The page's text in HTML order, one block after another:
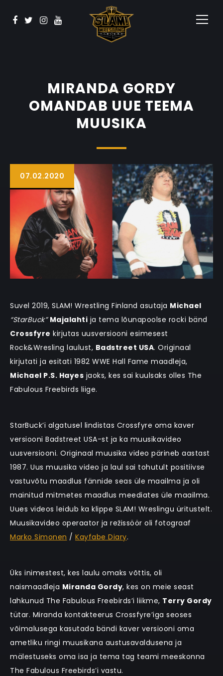
BOOK NOW Vaata
Sponsorid
MIRANDA GORDY
OMANDAB UUE TEEMA
MUUSIKA
07.02.2020
Suvel 2019, SLAM! Wrestling Finland asutaja Michael
“StarBuck” Majalahti ja tema lõunapoolse rocki bänd
Crossfyre kirjutas uusversiooni esimesest
Rock&Wresling laulust, Badstreet USA. Originaal
kirjutati ja esitati 1982 WWE Hall Fame maadleja,
Michael P.S. Hayes jaoks, kes sai kuulsaks olles The
Fabulous Freebirds liige.
StarBuck’i algatusel lindistas Crossfyre oma kaver
versiooni Badstreet USA-st ja ka muusikavideo
uusversiooni. Originaal muusika video pärineb aastast
1987. Uus muusika video ja laul sai tohutult positiivse
vastuvõtu maadlus fännide seas üle maailma ja oli
mainitud mitmetes maadlus meediates üle maailma.
Uues videos leidub ka klippe SLAM! Wreslingu üritustelt.
Muusikavideo operaator ja režissöör oli fotograaf
Marko Simonen / Kayfabe Diary.
Üks inimestest, kes laulu omaks võttis, oli
naismaadleja Miranda Gordy, kes on meie seast
lahkunud The Fabulous Freebirds’i liikme, Terry Gordy
tütar. Miranda kontakteerus Crossfyre’iga seoses
võimalusega kasutada bändi kaver versiooni oma
ametliku ringi muusikana austusavaldusena ja
mälestuseks oma isa ja tema tag teami meeskonna
The Fabulous Freebirds’i vastu.